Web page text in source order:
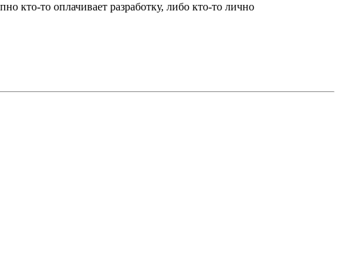
кто-то оплачивает разработку, либо кто-то лично